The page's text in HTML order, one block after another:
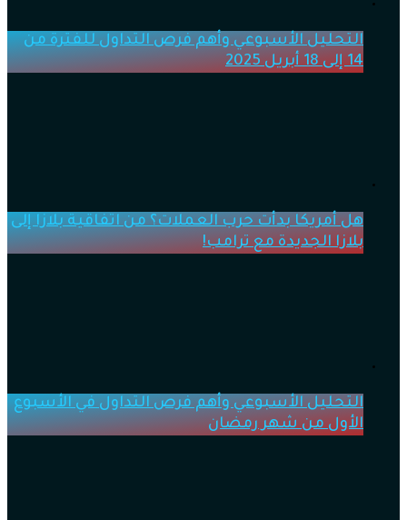
التحليل الأسبوعي وأهم فرص التداول للفترة من
14 إلى 18 أبريل 2025
هل أمريكا بدأت حرب العملات؟ من اتفاقية بلازا إلى
بلازا الجديدة مع ترامب!
التحليل الأسبوعي وأهم فرص التداول في الأسبوع
الأول من شهر رمضان